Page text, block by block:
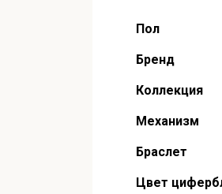
Пол
Бренд
Коллекция
Механизм
Браслет
Цвет